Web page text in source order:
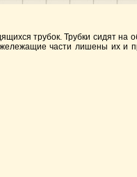
трубок. Трубки сидят на
части лишены их и